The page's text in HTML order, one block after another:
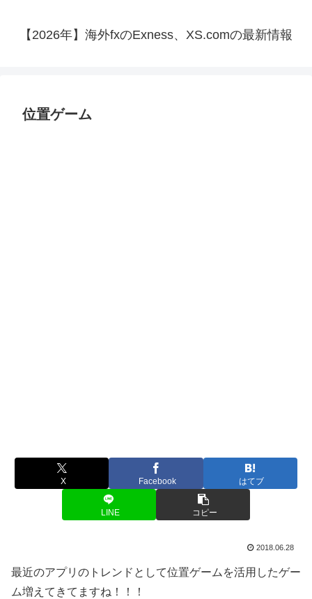
【2026年】海外fxのExness、XS.comの最新情報
位置ゲーム
X Facebook はてブ
LINE コピー
2018.06.28
最近のアプリのトレンドとして位置ゲームを活用したゲー
ム増えてきてますね！！！